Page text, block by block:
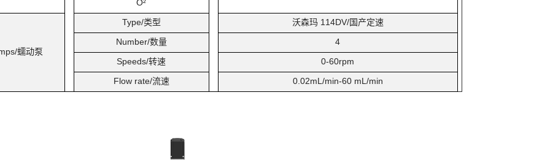
O²
蠕动泵
Type/类型
沃森玛 114DV/国产定速
Number/数量
4
Speeds/转速
0-60rpm
Flow rate/流速 0.02mL/min-60 mL/min